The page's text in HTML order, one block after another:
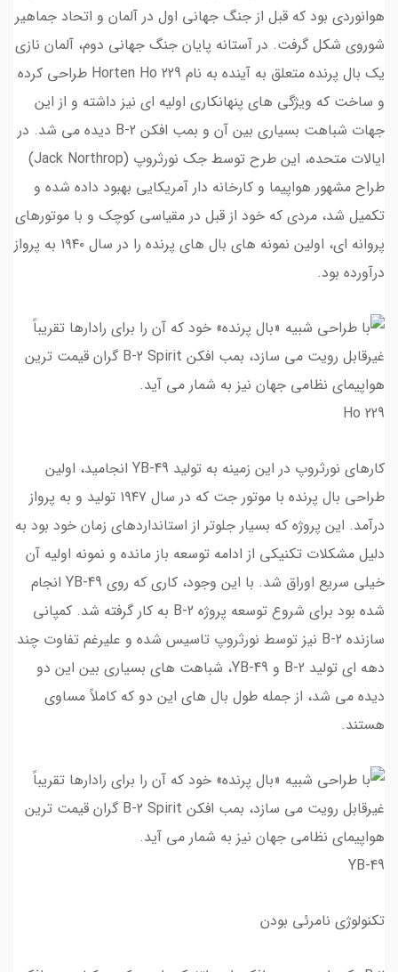
هوانوردی بود که قبل از جنگ جهانی اول در آلمان و اتحاد جماهیر
شوروی شکل گرفت. در آستانه پایان جنگ جهانی دوم، آلمان نازی
یک بال پرنده متعلق به آینده به نام Horten Ho 229 طراحی کرده
و ساخت که ویژگی های پنهانکاری اولیه ای نیز داشته و از این
جهات شباهت بسیاری بین آن و بمب افکن B-2 دیده می شد. در
ایالات متحده، این طرح توسط جک نورثروپ (Jack Northrop)
طراح مشهور هواپیما و کارخانه دار آمریکایی بهبود داده شده و
تکمیل شد، مردی که خود از قبل در مقیاسی کوچک و با موتورهای
پروانه ای، اولین نمونه های بال های پرنده را در سال ۱۹۴۰ به پرواز
درآورده بود.
Ho 229
کارهای نورثروپ در این زمینه به تولید YB-49 انجامید، اولین
طراحی بال پرنده با موتور جت که در سال ۱۹۴۷ تولید و به پرواز
درآمد. این پروژه که بسیار جلوتر از استانداردهای زمان خود بود به
دلیل مشکلات تکنیکی از ادامه توسعه باز مانده و نمونه اولیه آن
خیلی سریع اوراق شد. با این وجود، کاری که روی YB-49 انجام
شده بود برای شروع توسعه پروژه B-2 به کار گرفته شد. کمپانی
سازنده B-2 نیز توسط نورثروپ تاسیس شده و علیرغم تفاوت چند
دهه ای تولید B-2 و YB-49، شباهت های بسیاری بین این دو
دیده می شد، از جمله طول بال های این دو که کاملاً مساوی
هستند.
YB-49
تکنولوژی نامرئی بودن